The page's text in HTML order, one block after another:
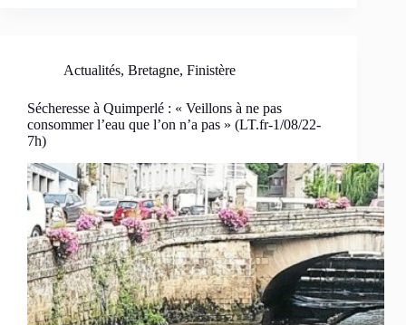
Actualités, Bretagne, Finistère
Sécheresse à Quimperlé : « Veillons à ne pas
consommer l’eau que l’on n’a pas » (LT.fr-1/08/22-
7h)